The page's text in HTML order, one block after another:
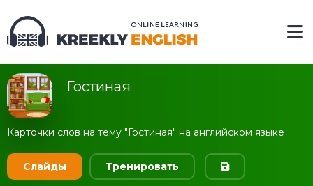
Гостиная
Карточки слов на тему "Гостиная" на английском языке
Слайды Тренировать